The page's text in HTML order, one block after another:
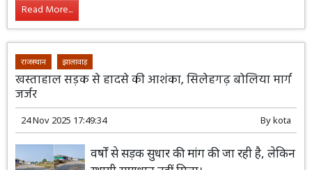
Read More...
राजस्थान झालावाड़
खस्ताहाल सड़क से हादसे की आशंका, सिलेहगढ़ बोलिया मार्ग
जर्जर
24 Nov 2025 17:49:34 Bykota
वर्षों से सड़क सुधार की मांग की जा रही है, लेकिन